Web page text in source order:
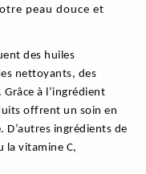
peau douce et
des huiles
nettoyants, des
à l’ingrédient
offrent un soin en
D’autres ingrédients de
la vitamine C,